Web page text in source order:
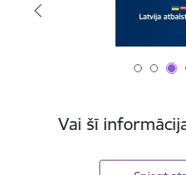
Vai šī